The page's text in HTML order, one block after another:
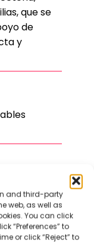
and third-party
web, as well as
You can click
“Preferences” to
or click “Reject” to
que se
de
y